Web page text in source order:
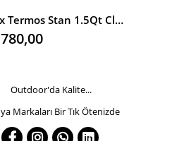
Stanley Unisex Termos Stan 1.5Qt Classic Vac Btl H.Green Eu
Outdoor'da Kalite...
Markaları Bir Tık Ötenizde